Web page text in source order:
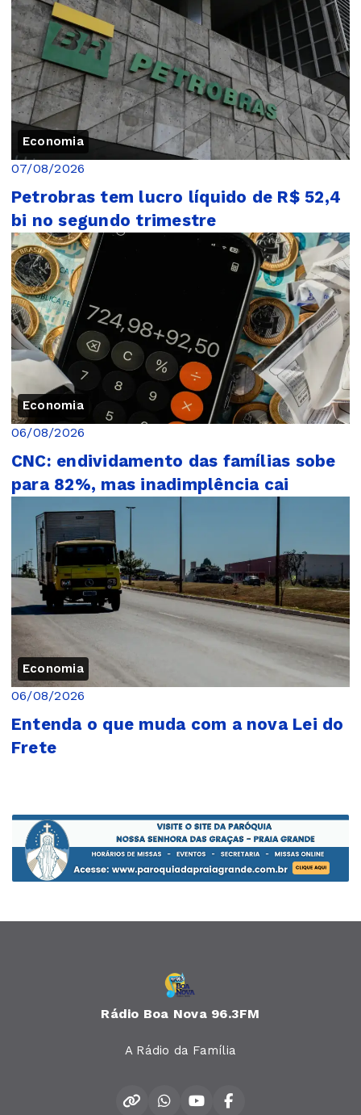
Economia
07/08/2026
Petrobras tem lucro líquido de R$ 52,4
bi no segundo trimestre
Economia
06/08/2026
CNC: endividamento das famílias sobe
para 82%, mas inadimplência cai
Economia
06/08/2026
Entenda o que muda com a nova Lei do
Frete
Rádio Boa Nova 96.3FM
A Rádio da Família